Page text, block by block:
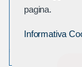
pagina.
Informativa